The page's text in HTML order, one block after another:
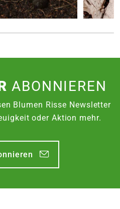
ABONNIEREN
Blumen Risse Newsletter
oder Aktion mehr.